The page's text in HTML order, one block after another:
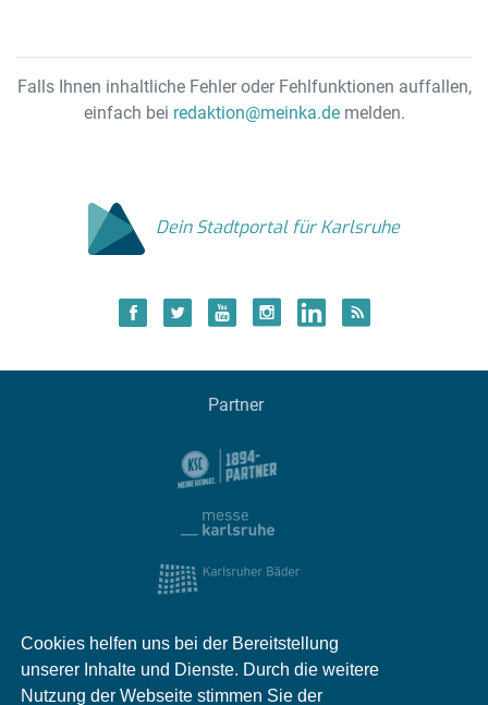
Cookies helfen uns bei der Bereitstellung
unserer Inhalte und Dienste. Durch die weitere
Nutzung der Webseite stimmen Sie der
Falls Ihnen inhaltliche Fehler oder Fehlfunktionen auffallen,
einfach bei redaktion@meinka.demelden.
Dein Stadtportal für Karlsruhe
Partner